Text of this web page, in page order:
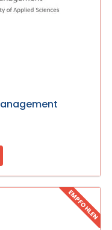
EMPFOHLEN